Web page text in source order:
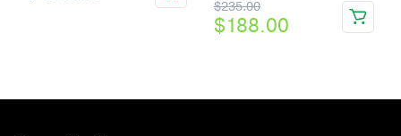
$235.00
El
precio
era:
$188.00
El
precio
es: